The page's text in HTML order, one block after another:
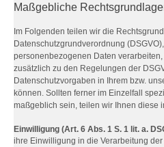
Maßgebliche
Im Folgenden teilen wir die
Datenschutzgrundverordnung
personenbezogenen Daten
zusätzlich zu den Regelungen der
Datenschutzvorgaben in Ihrem bzw.
können. Sollten ferner im Einzelfall
maßgeblich sein, teilen wir Ihnen diese
Einwilligung (Art. 6 Abs. 1 S. 1 lit. a.
ihre Einwilligung in die Verarbeitung